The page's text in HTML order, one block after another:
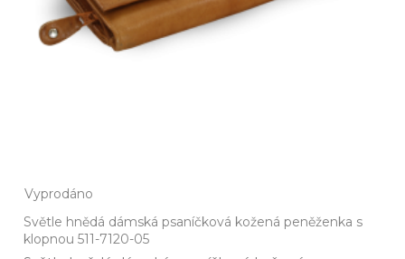
Vyprodáno
Světle hnědá dámská psaníčková kožená peněženka s
klopnou 511-7120-05